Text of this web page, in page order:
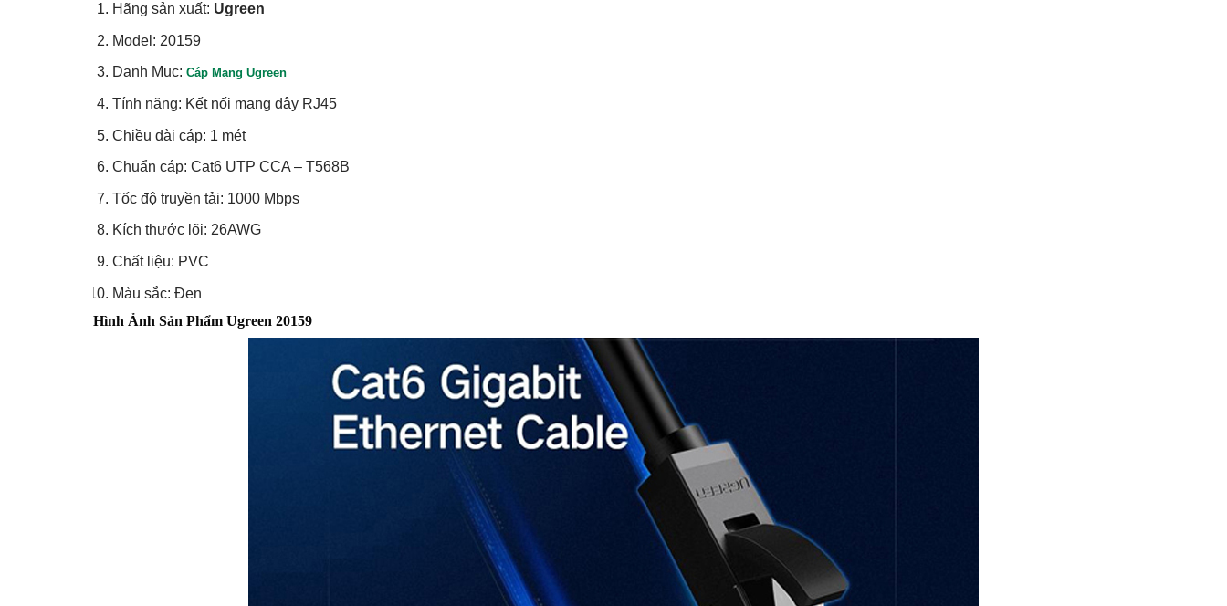
Hãng sản xuất: Ugreen
Model: 20159
Danh Mục: Cáp Mạng Ugreen
Tính năng: Kết nối mạng dây RJ45
Chiều dài cáp: 1 mét
Chuẩn cáp: Cat6 UTP CCA – T568B
Tốc độ truyền tải: 1000 Mbps
Kích thước lõi: 26AWG
Chất liệu: PVC
Màu sắc: Đen
Hình Ảnh Sản Phẩm Ugreen 20159